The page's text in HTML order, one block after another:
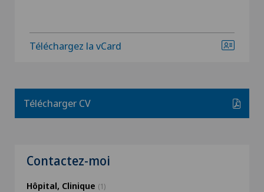
Téléchargez la vCard
Télécharger CV
Contactez-moi
Hôpital, Clinique (1)